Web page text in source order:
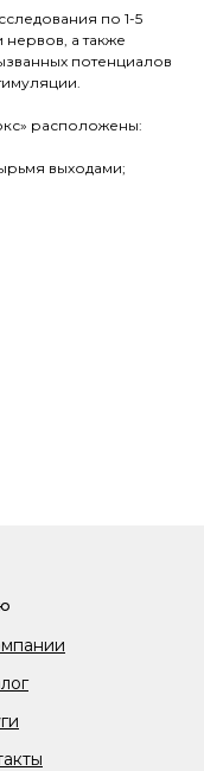
по 1-5
а также
потенциалов
расположены:
выходами;